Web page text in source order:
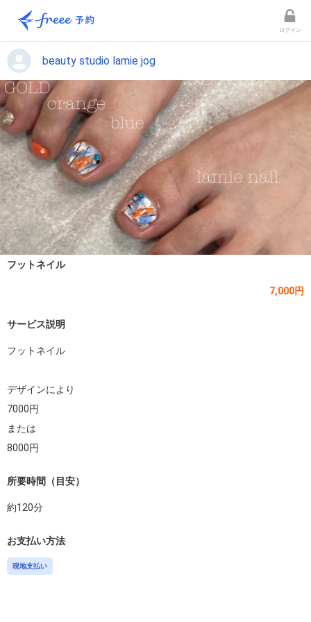
ログイン
beauty studio lamie jog
フットネイル
7,000円
サービス説明
フットネイル
デザインにより
7000円
または
8000円
所要時間（目安）
約120分
お支払い方法
現地支払い